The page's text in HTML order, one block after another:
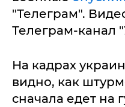
"Телеграм".
Телеграм-канал
На кадрах
видно, как
сначала едет на